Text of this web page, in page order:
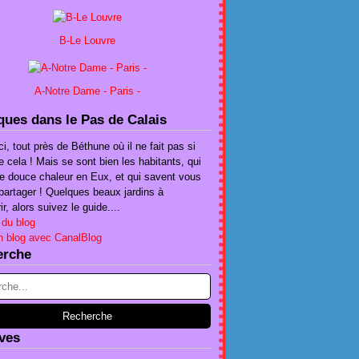
B-Le Louvre
A-Notre Dame - Paris -
dans le Pas de Calais
tout près de Béthune où il ne fait pas si
cela ! Mais se sont bien les habitants, qui
douce chaleur en Eux, et qui savent vous
! Quelques beaux jardins à
alors suivez le guide....
blog
blog avec CanalBlog